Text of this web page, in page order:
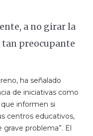
a no girar la
tan preocupante
ha señalado
de iniciativas como
informen si
centros educativos,
problema”. El